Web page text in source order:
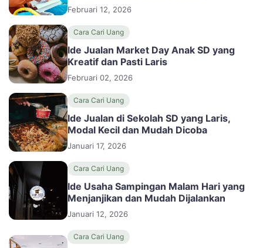
Februari 12, 2026
Cara Cari Uang
Ide Jualan Market Day Anak SD yang
Kreatif dan Pasti Laris
Februari 02, 2026
Cara Cari Uang
Ide Jualan di Sekolah SD yang Laris,
Modal Kecil dan Mudah Dicoba
Januari 17, 2026
Cara Cari Uang
Ide Usaha Sampingan Malam Hari yang
Menjanjikan dan Mudah Dijalankan
Januari 12, 2026
Cara Cari Uang